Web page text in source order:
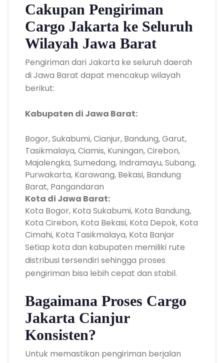
Cakupan Pengiriman
Cargo Jakarta ke Seluruh
Wilayah Jawa Barat
Pengiriman dari Jakarta ke seluruh daerah
di Jawa Barat dapat mencakup wilayah
berikut:
Kabupaten di Jawa Barat:
Bogor, Sukabumi, Cianjur, Bandung, Garut,
Tasikmalaya, Ciamis, Kuningan, Cirebon,
Majalengka, Sumedang, Indramayu, Subang,
Purwakarta, Karawang, Bekasi, Bandung
Barat, Pangandaran
Kota di Jawa Barat:
Kota Bogor, Kota Sukabumi, Kota Bandung,
Kota Cirebon, Kota Bekasi, Kota Depok, Kota
Cimahi, Kota Tasikmalaya, Kota Banjar
Setiap kota dan kabupaten memiliki rute
distribusi tersendiri sehingga proses
pengiriman bisa lebih cepat dan stabil.
Bagaimana Proses Cargo
Jakarta Cianjur
Konsisten?
Untuk memastikan pengiriman berjalan